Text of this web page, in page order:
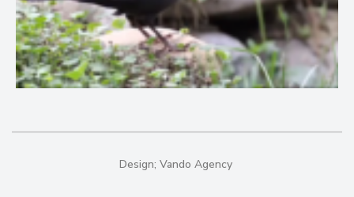
Design; Vando Agency